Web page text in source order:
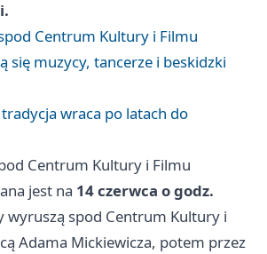
Centrum Kultury i Filmu
się muzycy, tancerze i beskidzki
wraca po latach do
Centrum Kultury i Filmu
jest na 14 czerwca o godz.
wyruszą spod Centrum Kultury i
Adama Mickiewicza, potem przez